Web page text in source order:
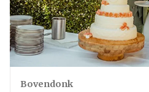
Bovendonk